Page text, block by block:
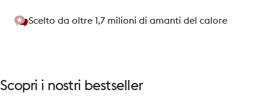
Scelto da oltre 1,7 milioni di amanti del calore
Scopri i nostri bestseller